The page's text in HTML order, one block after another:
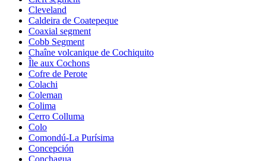
Cleveland
Caldeira de Coatepeque
Coaxial segment
Cobb Segment
Chaîne volcanique de Cochiquito
Île aux Cochons
Cofre de Perote
Colachi
Coleman
Colima
Cerro Colluma
Colo
Comondú-La Purísima
Concepción
Conchagua